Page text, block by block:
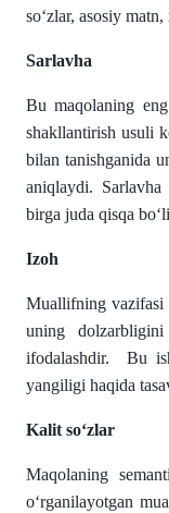
soʻzlar, asosiy
Sarlavha
Bu maqolaning
shakllantirish usuli
bilan tanishganida
aniqlaydi.
birga juda qisqa
Izoh
Muallifning vazifasi
uning
ifodalashdir. Bu
yangiligi haqida
Kalit soʻzlar
Maqolaning
oʻrganilayotgan